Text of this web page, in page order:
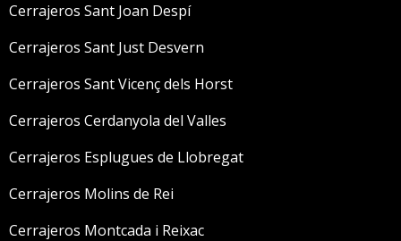
Cerrajeros Sant Joan Despí
Cerrajeros Sant Just Desvern
Cerrajeros Sant Vicenç dels Horst
Cerrajeros Cerdanyola del Valles
Cerrajeros Esplugues de Llobregat
Cerrajeros Molins de Rei
Cerrajeros Montcada i Reixac